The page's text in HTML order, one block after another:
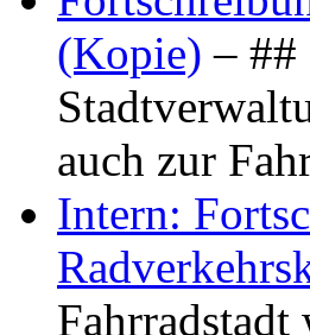
(Kopie) –
auch zur
Intern: